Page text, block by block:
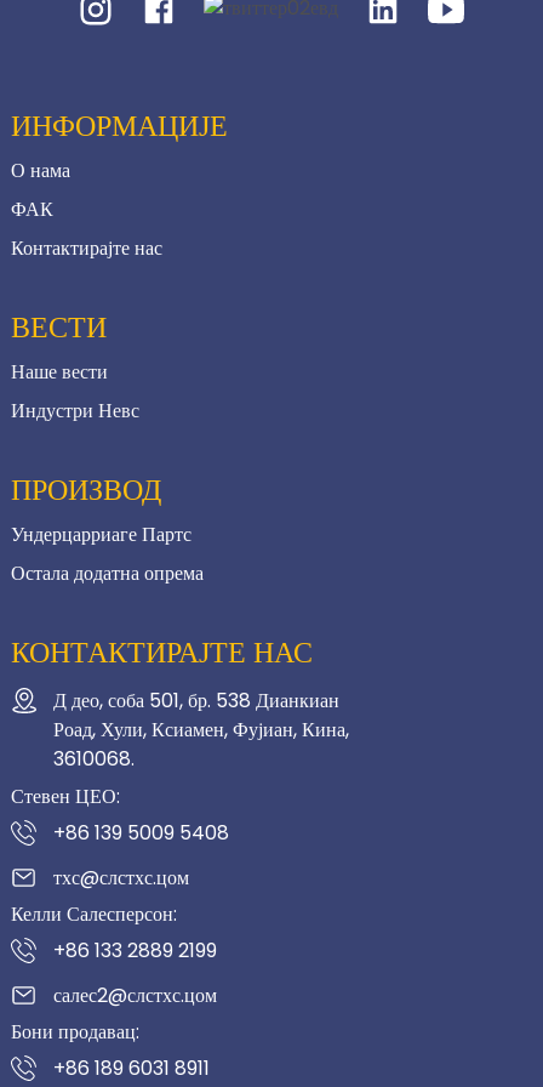
ИНФОРМАЦИЈЕ
О нама
ФАК
Контактирајте нас
ВЕСТИ
Наше вести
Индустри Невс
ПРОИЗВОД
Ундерцарриаге Партс
Остала додатна опрема
КОНТАКТИРАЈТЕ НАС
Д део, соба 501, бр. 538 Дианкиан
Роад, Хули, Ксиамен, Фујиан, Кина,
3610068.
Стевен ЦЕО:
+86 139 5009 5408
тхс@слстхс.цом
Келли Салесперсон:
+86 133 2889 2199
салес2@слстхс.цом
Бони продавац:
+86 189 6031 8911